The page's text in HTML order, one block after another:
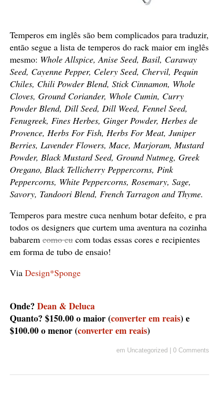
Temperos em inglês são bem complicados para traduzir,
então segue a lista de temperos do rack maior em inglês
mesmo: Whole Allspice, Anise Seed, Basil, Caraway
Seed, Cayenne Pepper, Celery Seed, Chervil, Pequin
Chiles, Chili Powder Blend, Stick Cinnamon, Whole
Cloves, Ground Coriander, Whole Cumin, Curry
Powder Blend, Dill Seed, Dill Weed, Fennel Seed,
Fenugreek, Fines Herbes, Ginger Powder, Herbes de
Provence, Herbs For Fish, Herbs For Meat, Juniper
Berries, Lavender Flowers, Mace, Marjoram, Mustard
Powder, Black Mustard Seed, Ground Nutmeg, Greek
Oregano, Black Tellicherry Peppercorns, Pink
Peppercorns, White Peppercorns, Rosemary, Sage,
Savory, Tandoori Blend, French Tarragon and Thyme.
Temperos para mestre cuca nenhum botar defeito, e pra
todos os designers que curtem uma aventura na cozinha
babarem como eu com todas essas cores e recipientes
em forma de tubo de ensaio!
Via Design*Sponge
Onde? Dean & Deluca
Quanto? $150.00 o maior (converter em reais) e
$100.00 o menor (converter em reais)
em Uncategorized 0 Comments